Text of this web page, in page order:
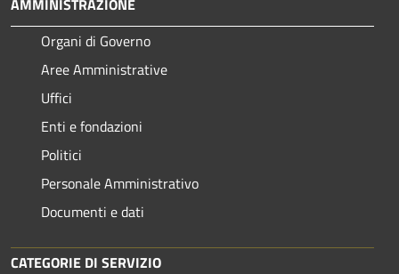
AMMINISTRAZIONE
Organi di Governo
Aree Amministrative
Uffici
Enti e fondazioni
Politici
Personale Amministrativo
Documenti e dati
CATEGORIE DI SERVIZIO